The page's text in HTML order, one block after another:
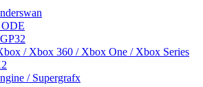
/ Xbox 360 / Xbox One / Xbox Series
/ Supergrafx